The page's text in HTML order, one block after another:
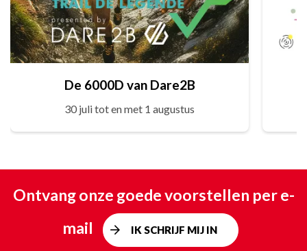
De 6000D van Dare2B
30 juli tot en met 1 augustus
Ontvang onze goede voorstellen per e-
mail
IK SCHRIJF MIJ IN